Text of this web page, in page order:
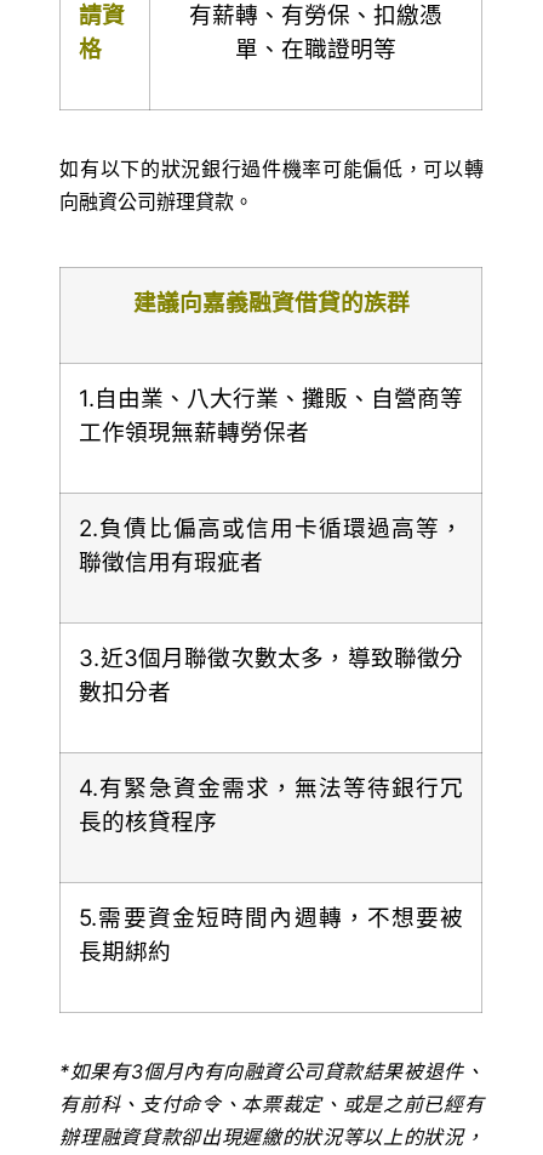
請資
格
有薪轉、有勞保、扣繳憑
單、在職證明等
如有以下的狀況銀行過件機率可能偏低，可以轉
向融資公司辦理貸款。
建議向嘉義融資借貸的族群
1.自由業、八大行業、攤販、自營商等
工作領現無薪轉勞保者
2.負債比偏高或信用卡循環過高等，
聯徵信用有瑕疵者
3.近3個月聯徵次數太多，導致聯徵分
數扣分者
4.有緊急資金需求，無法等待銀行冗
長的核貸程序
5.需要資金短時間內週轉，不想要被
長期綁約
*如果有3個月內有向融資公司貸款結果被退件、
有前科、支付命令、本票裁定、或是之前已經有
辦理融資貸款卻出現遲繳的狀況等以上的狀況，